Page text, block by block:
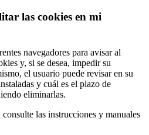
las cookies en mi
navegadores para avisar al
y, si se desea, impedir su
el usuario puede revisar en su
y cuál es el plazo de
eliminarlas.
las instrucciones y manuales